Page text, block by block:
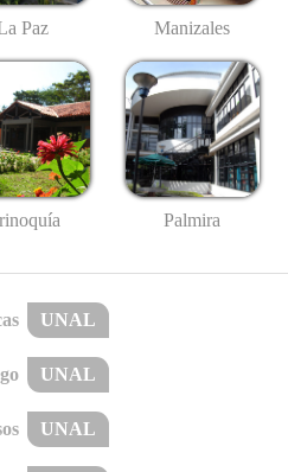
Paz Manizales
Palmira
UNAL
UNAL
UNAL